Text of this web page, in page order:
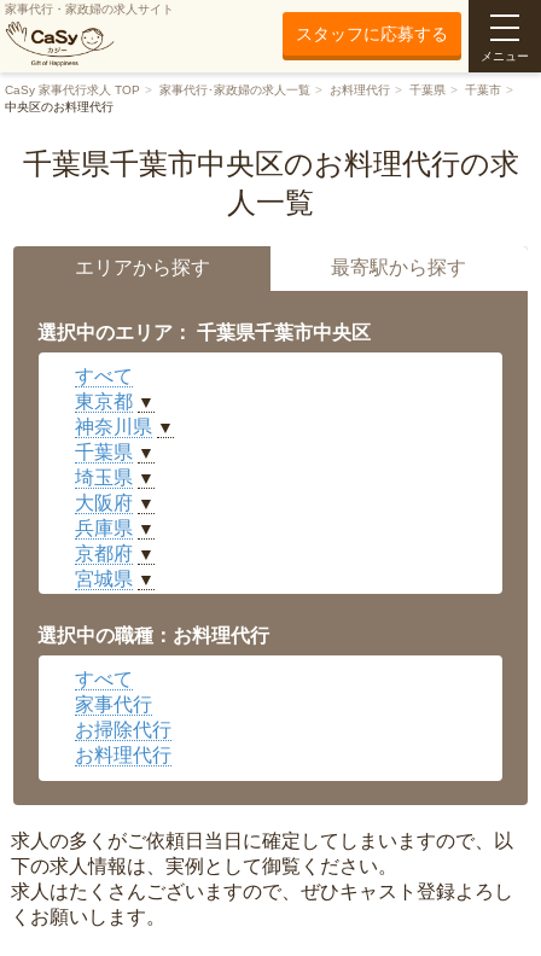
家事代行・家政婦の求人サイト
スタッフに応募する
メニュー
CaSy 家事代行求人 TOP 家事代行･家政婦の求人一覧 お料理代行 千葉県
千葉市
中央区のお料理代行
千葉県千葉市中央区のお料理代行の求
人一覧
エリアから探す 最寄駅から探す
選択中のエリア： 千葉県千葉市中央区
すべて
東京都 ▼
神奈川県 ▼
千葉県 ▼
埼玉県 ▼
大阪府 ▼
兵庫県 ▼
京都府 ▼
宮城県 ▼
福井県 ▼
岡山県 ▼
広島県
沖縄県 ▼
選択中の職種：お料理代行
すべて
家事代行
お掃除代行
お料理代行
求人の多くがご依頼日当日に確定してしまいますので、以
下の求人情報は、実例として御覧ください。
求人はたくさんございますので、ぜひキャスト登録よろし
くお願いします。